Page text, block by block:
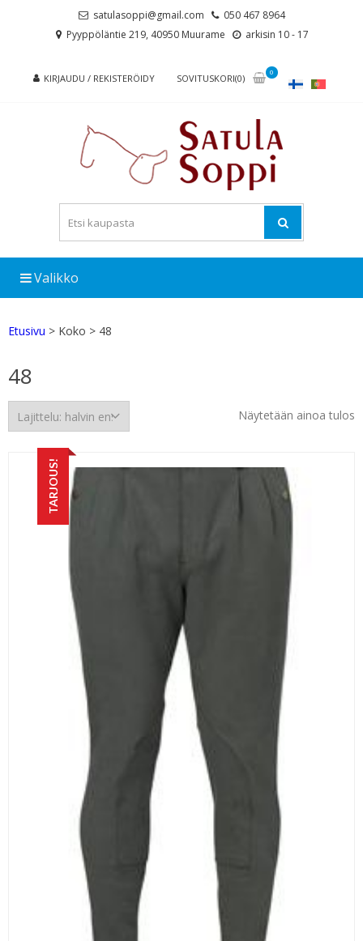
satulasoppi@gmail.com
050 467 8964
Pyyppöläntie 219, 40950 Muurame
arkisin 10 - 17
KIRJAUDU / REKISTERÖIDY SOVITUSKORI(0)
0
Valikko
Etusivu > Koko > 48
48
Näytetään ainoa tulos
TARJOUS!